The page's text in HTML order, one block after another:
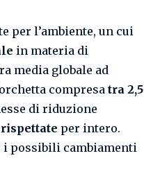
per l’ambiente, un cui
in materia di
media globale ad
compresatra 2,5
di riduzione
rispettate per intero.
i possibili cambiamenti